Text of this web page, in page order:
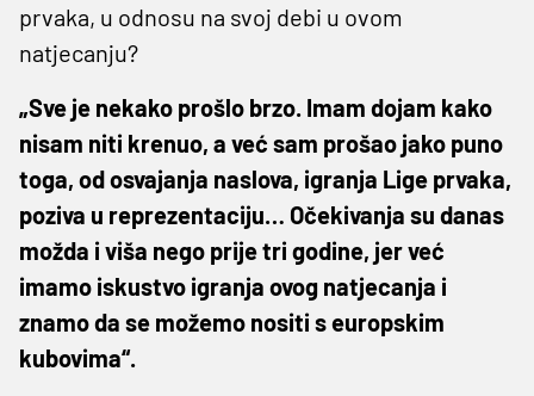
prvaka, u odnosu na svoj debi u ovom
natjecanju?
„Sve je nekako prošlo brzo. Imam dojam kako
nisam niti krenuo, a već sam prošao jako puno
toga, od osvajanja naslova, igranja Lige prvaka,
poziva u reprezentaciju… Očekivanja su danas
možda i viša nego prije tri godine, jer već
imamo iskustvo igranja ovog natjecanja i
znamo da se možemo nositi s europskim
kubovima“.